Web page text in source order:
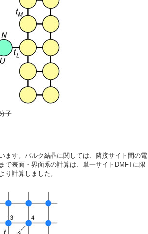
子
ます。バルク結晶に関しては、隣接サイト間の電
で表面・界面系の計算は、単一サイトDMFTに限
り計算しました。